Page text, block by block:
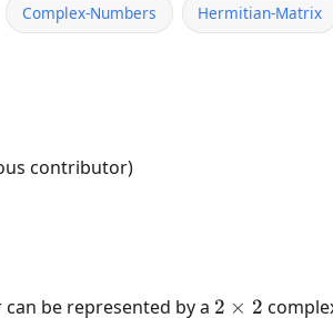
Complex-Numbers Hermitian-Matrix
contributor)
be represented by a 2
2 × 2